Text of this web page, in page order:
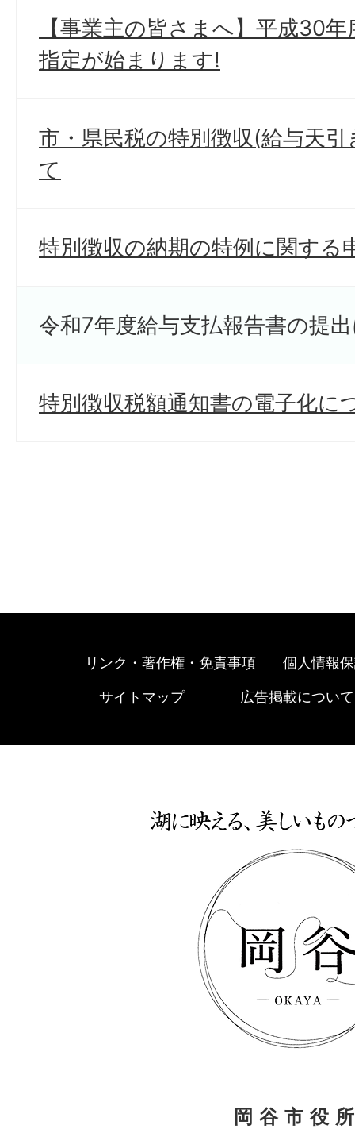
【事業主の皆さまへ】平成30
指定が始まります!
市・県民税の特別徴収(給与天
て
特別徴収の納期の特例に関する
令和7年度給与支払報告書の提
特別徴収税額通知書の電子化に
リンク・著作権・免責事項 個人情報
サイトマップ 広告掲載について
岡谷市役